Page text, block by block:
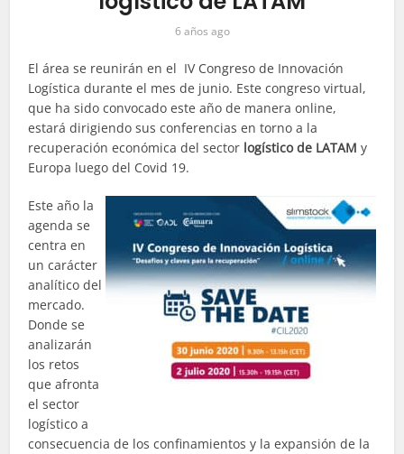
6 años ago
El área se reunirán en el IV Congreso de Innovación
Logística durante el mes de junio. Este congreso virtual,
que ha sido convocado este año de manera online,
estará dirigiendo sus conferencias en torno a la
recuperación económica del sector logístico de LATAMy
Europa luego del Covid 19.
Este año la
agenda se
centra en
un carácter
analítico del
mercado.
Donde se
analizarán
los retos
que afronta
el sector
logístico a
consecuencia de los confinamientos y la expansión de la